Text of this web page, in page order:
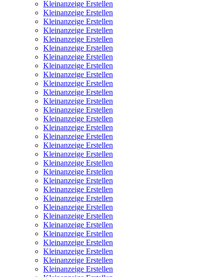
Kleinanzeige Erstellen
Kleinanzeige Erstellen
Kleinanzeige Erstellen
Kleinanzeige Erstellen
Kleinanzeige Erstellen
Kleinanzeige Erstellen
Kleinanzeige Erstellen
Kleinanzeige Erstellen
Kleinanzeige Erstellen
Kleinanzeige Erstellen
Kleinanzeige Erstellen
Kleinanzeige Erstellen
Kleinanzeige Erstellen
Kleinanzeige Erstellen
Kleinanzeige Erstellen
Kleinanzeige Erstellen
Kleinanzeige Erstellen
Kleinanzeige Erstellen
Kleinanzeige Erstellen
Kleinanzeige Erstellen
Kleinanzeige Erstellen
Kleinanzeige Erstellen
Kleinanzeige Erstellen
Kleinanzeige Erstellen
Kleinanzeige Erstellen
Kleinanzeige Erstellen
Kleinanzeige Erstellen
Kleinanzeige Erstellen
Kleinanzeige Erstellen
Kleinanzeige Erstellen
Kleinanzeige Erstellen